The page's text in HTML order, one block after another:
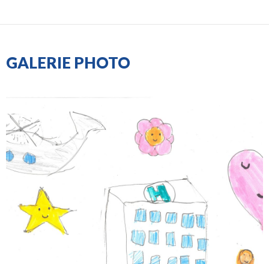
GALERIE PHOTO